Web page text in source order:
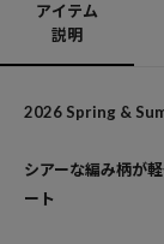
アイテム
説明
2026 Spring &
シアーな編み柄が
ート